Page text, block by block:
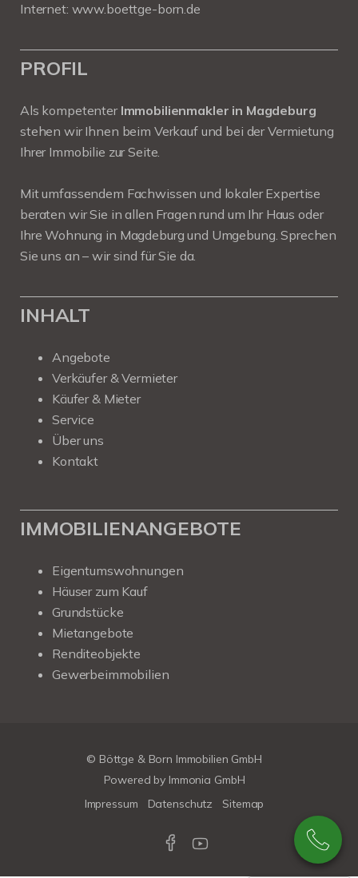
Internet: www.boettge-born.de
PROFIL
Als kompetenter Immobilienmakler in Magdeburg
stehen wir Ihnen beim Verkauf und bei der Vermietung
Ihrer Immobilie zur Seite.
Mit umfassendem Fachwissen und lokaler Expertise
beraten wir Sie in allen Fragen rund um Ihr Haus oder
Ihre Wohnung in Magdeburg und Umgebung. Sprechen
Sie uns an – wir sind für Sie da.
INHALT
Angebote
Verkäufer & Vermieter
Käufer & Mieter
Service
Über uns
Kontakt
IMMOBILIENANGEBOTE
Eigentumswohnungen
Häuser zum Kauf
Grundstücke
Mietangebote
Renditeobjekte
Gewerbeimmobilien
© Böttge & Born Immobilien GmbH
Powered by Immonia GmbH
Impressum
Datenschutz Sitemap